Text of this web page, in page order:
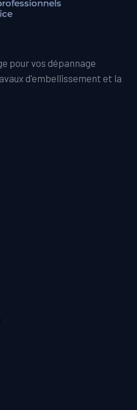
pour vos dépannage
d'embellissement et la